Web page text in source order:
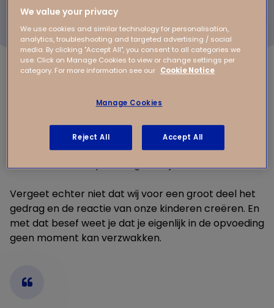
hier adviezen over en hoor ik nog met regelmaat
kinderen heb zal ik nooit…’ Maar geloof mij, we gaan
allemaal een keer voor de bijl. En daarbij bepaalt
Vergeet echter niet dat wij voor een groot deel het
gedrag en de reactie van onze kinderen creëren. En
met dat besef weet je dat je eigenlijk in de opvoeding
geen moment kan verzwakken.
We value your privacy
We use cookies and similar technology for personalisation,
analytics, troubleshooting and targeted advertising / social
media. By clicking "Accept All", you consent to all categories we
use. Click on Manage Cookies to view or change settings per
category. For more information see our Cookie Notice
Manage Cookies
Reject All Accept All